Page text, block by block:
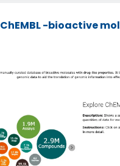
ChEMBL -bioactive